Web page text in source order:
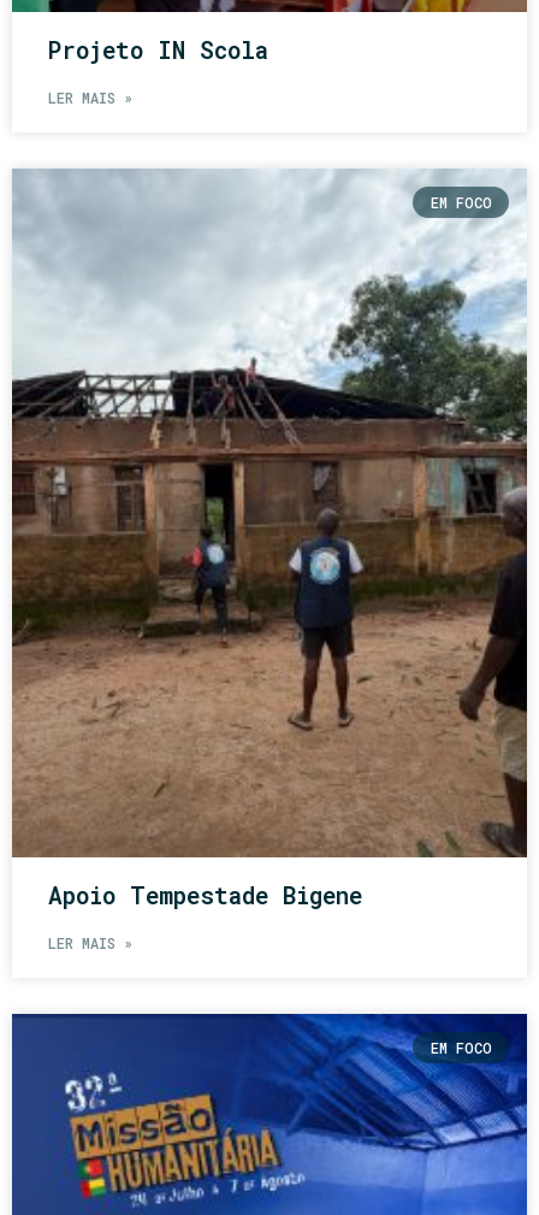
Projeto IN Scola
LER MAIS »
EM FOCO
Apoio Tempestade Bigene
LER MAIS »
EM FOCO